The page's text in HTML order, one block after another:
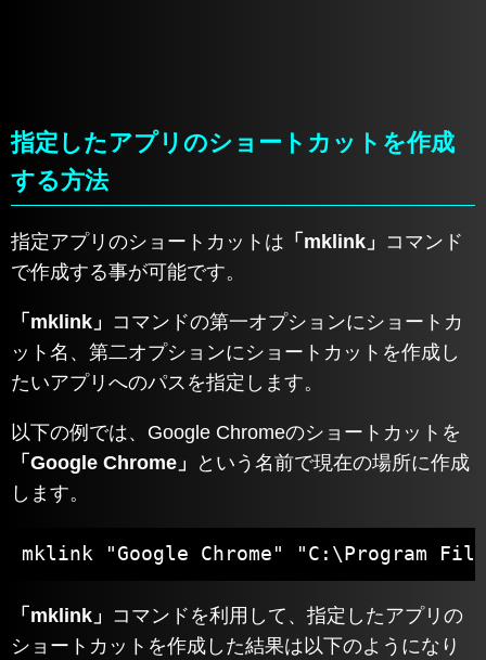
指定したアプリのショートカットを作成
する方法
指定アプリのショートカットは 「mklink」 コマンド
で作成する事が可能です。
「mklink」 コマンドの第一オプションにショートカ
ット名、第二オプションにショートカットを作成し
たいアプリへのパスを指定します。
以下の例では、Google Chromeのショートカットを
「Google Chrome」
という名前で現在の場所に作成
します。
mklink "Google Chrome" "C:\Program
「mklink」 コマンドを利用して、指定したアプリの
ショートカットを作成した結果は以下のようになり